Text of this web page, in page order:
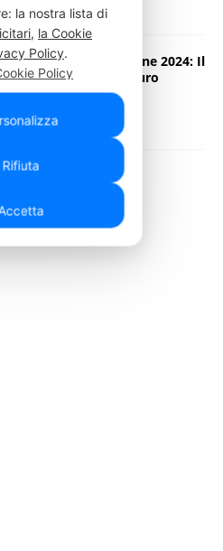
dell’Alimentazione 2024: Il
per una vita e un futuro
la nostra lista di
, la Cookie
Policy.
Policy
Privacy
Rifiuta